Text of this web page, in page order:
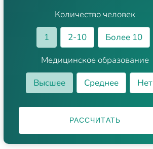
Количество человек
1
2-10
Более 10
Медицинское образование
Высшее
Среднее Нет
РАССЧИТАТЬ